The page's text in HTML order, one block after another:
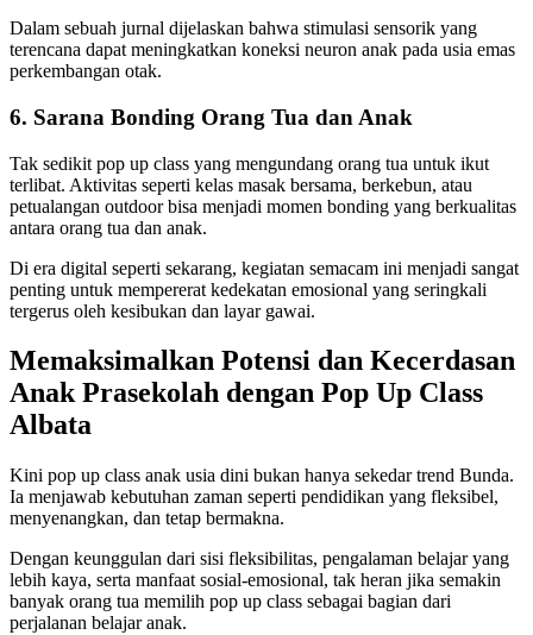
Dalam sebuah jurnal dijelaskan bahwa stimulasi sensorik yang
terencana dapat meningkatkan koneksi neuron anak pada usia emas
perkembangan otak.
6. Sarana Bonding Orang Tua dan Anak
Tak sedikit pop up class yang mengundang orang tua untuk ikut
terlibat. Aktivitas seperti kelas masak bersama, berkebun, atau
petualangan outdoor bisa menjadi momen bonding yang berkualitas
antara orang tua dan anak.
Di era digital seperti sekarang, kegiatan semacam ini menjadi sangat
penting untuk mempererat kedekatan emosional yang seringkali
tergerus oleh kesibukan dan layar gawai.
Memaksimalkan Potensi dan Kecerdasan
Anak Prasekolah dengan Pop Up Class
Albata
Kini pop up class anak usia dini bukan hanya sekedar trend Bunda.
Ia menjawab kebutuhan zaman seperti pendidikan yang fleksibel,
menyenangkan, dan tetap bermakna.
Dengan keunggulan dari sisi fleksibilitas, pengalaman belajar yang
lebih kaya, serta manfaat sosial-emosional, tak heran jika semakin
banyak orang tua memilih pop up class sebagai bagian dari
perjalanan belajar anak.